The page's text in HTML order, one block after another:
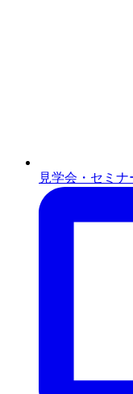
見学会・セミナ